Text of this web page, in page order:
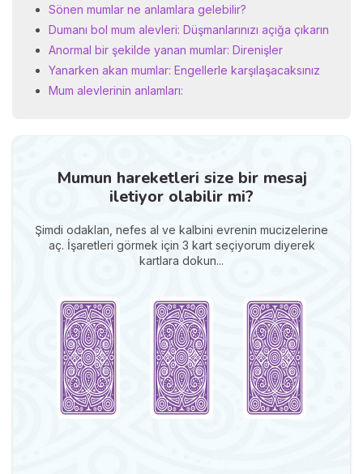
Sönen mumlar ne anlamlara gelebilir?
Dumanı bol mum alevleri: Düşmanlarınızı açığa çıkarın
Anormal bir şekilde yanan mumlar: Direnişler
Yanarken akan mumlar: Engellerle karşılaşacaksınız
Mum alevlerinin anlamları:
Mumun hareketleri size bir mesaj
iletiyor olabilir mi?
Şimdi odaklan, nefes al ve kalbini evrenin mucizelerine
aç. İşaretleri görmek için 3 kart seçiyorum diyerek
kartlara dokun...